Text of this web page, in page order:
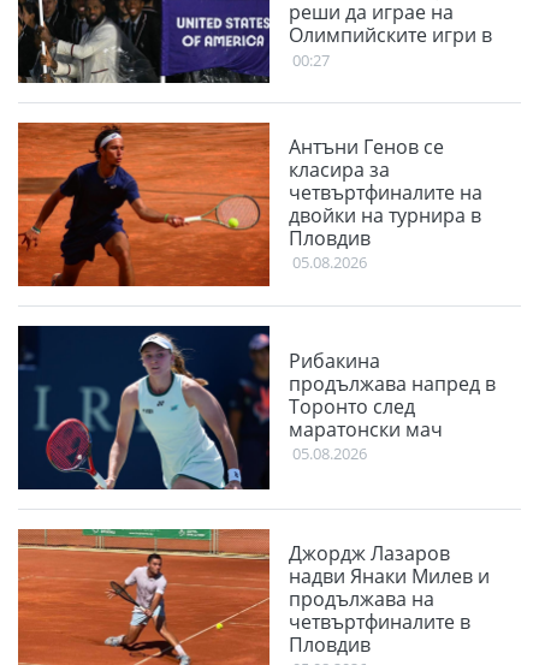
реши да играе на
Олимпийските игри в
Лос Анджелис
00:27
Антъни Генов се
класира за
четвъртфиналите на
двойки на турнира в
Пловдив
05.08.2026
Рибакина
продължава напред в
Торонто след
маратонски мач
05.08.2026
Джордж Лазаров
надви Янаки Милев и
продължава на
четвъртфиналите в
Пловдив